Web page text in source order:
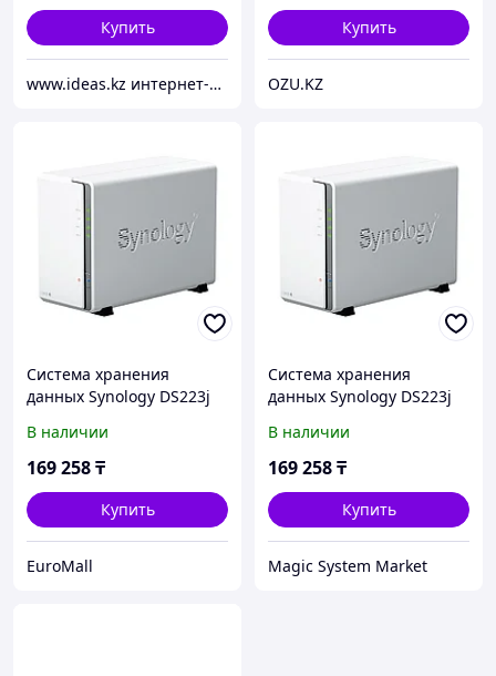
Купить
www.ideas.kz интернет-магазин
Купить
OZU.KZ
Система хранения
данных Synology DS223j
В наличии
169 258₸
Купить
EuroMall
Система хранения
данных Synology DS223j
данных)
В наличии
169 258₸
Купить
Magic System Market